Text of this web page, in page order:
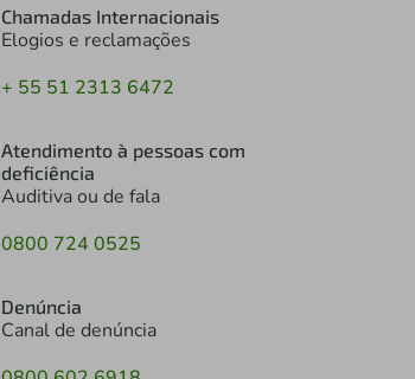
Chamadas Internacionais
Elogios e reclamações
+ 55 51 2313 6472
Atendimento à pessoas com
deficiência
Auditiva ou de fala
0800 724 0525
Denúncia
Canal de denúncia